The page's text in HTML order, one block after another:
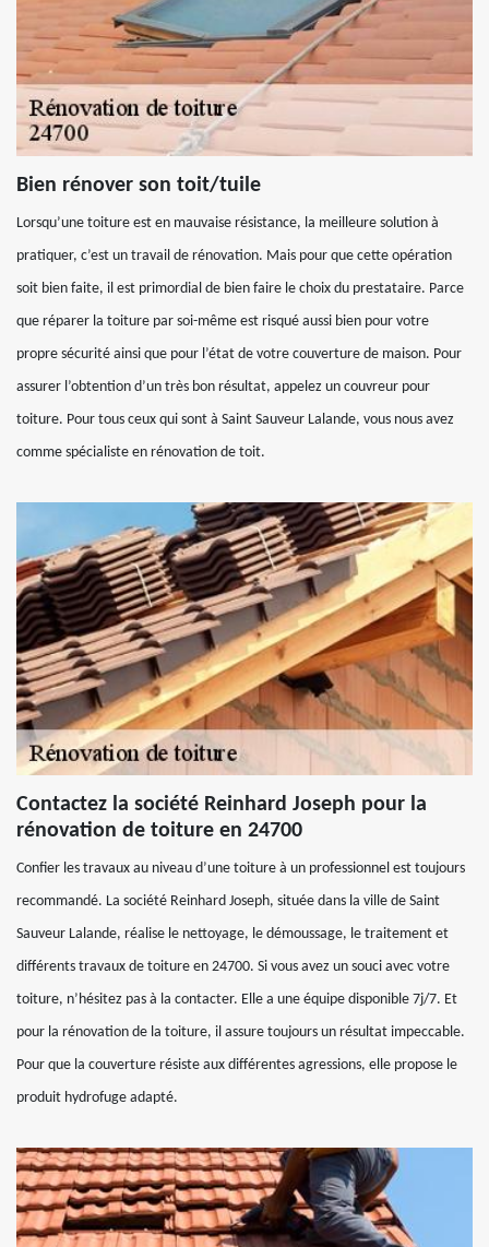
Bien rénover son toit/tuile
Lorsqu’une toiture est en mauvaise résistance, la meilleure solution à
pratiquer, c’est un travail de rénovation. Mais pour que cette opération
soit bien faite, il est primordial de bien faire le choix du prestataire. Parce
que réparer la toiture par soi-même est risqué aussi bien pour votre
propre sécurité ainsi que pour l’état de votre couverture de maison. Pour
assurer l’obtention d’un très bon résultat, appelez un couvreur pour
toiture. Pour tous ceux qui sont à Saint Sauveur Lalande, vous nous avez
comme spécialiste en rénovation de toit.
Contactez la société Reinhard Joseph pour la
rénovation de toiture en 24700
Confier les travaux au niveau d’une toiture à un professionnel est toujours
recommandé. La société Reinhard Joseph, située dans la ville de Saint
Sauveur Lalande, réalise le nettoyage, le démoussage, le traitement et
différents travaux de toiture en 24700. Si vous avez un souci avec votre
toiture, n’hésitez pas à la contacter. Elle a une équipe disponible 7j/7. Et
pour la rénovation de la toiture, il assure toujours un résultat impeccable.
Pour que la couverture résiste aux différentes agressions, elle propose le
produit hydrofuge adapté.